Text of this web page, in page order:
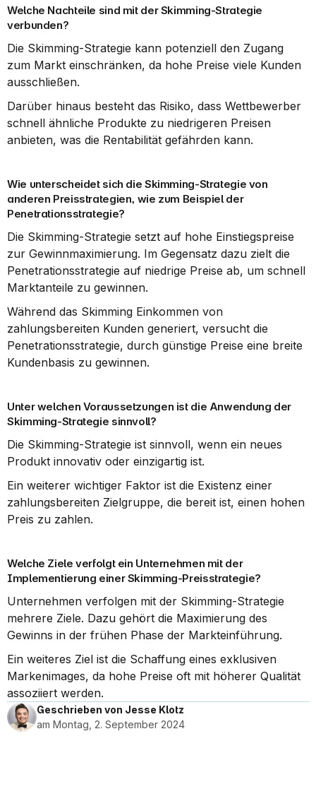
Welche Nachteile sind mit der Skimming-Strategie
verbunden?
Die Skimming-Strategie kann potenziell den Zugang
zum Markt einschränken, da hohe Preise viele Kunden
ausschließen.
Darüber hinaus besteht das Risiko, dass Wettbewerber
schnell ähnliche Produkte zu niedrigeren Preisen
anbieten, was die Rentabilität gefährden kann.
Wie unterscheidet sich die Skimming-Strategie von
anderen Preisstrategien, wie zum Beispiel der
Penetrationsstrategie?
Die Skimming-Strategie setzt auf hohe Einstiegspreise
zur Gewinnmaximierung. Im Gegensatz dazu zielt die
Penetrationsstrategie auf niedrige Preise ab, um schnell
Marktanteile zu gewinnen.
Während das Skimming Einkommen von
zahlungsbereiten Kunden generiert, versucht die
Penetrationsstrategie, durch günstige Preise eine breite
Kundenbasis zu gewinnen.
Unter welchen Voraussetzungen ist die Anwendung der
Skimming-Strategie sinnvoll?
Die Skimming-Strategie ist sinnvoll, wenn ein neues
Produkt innovativ oder einzigartig ist.
Ein weiterer wichtiger Faktor ist die Existenz einer
zahlungsbereiten Zielgruppe, die bereit ist, einen hohen
Preis zu zahlen.
Welche Ziele verfolgt ein Unternehmen mit der
Implementierung einer Skimming-Preisstrategie?
Unternehmen verfolgen mit der Skimming-Strategie
mehrere Ziele. Dazu gehört die Maximierung des
Gewinns in der frühen Phase der Markteinführung.
Ein weiteres Ziel ist die Schaffung eines exklusiven
Markenimages, da hohe Preise oft mit höherer Qualität
assoziiert werden.
Geschrieben von Jesse Klotz
am Montag, 2. September 2024